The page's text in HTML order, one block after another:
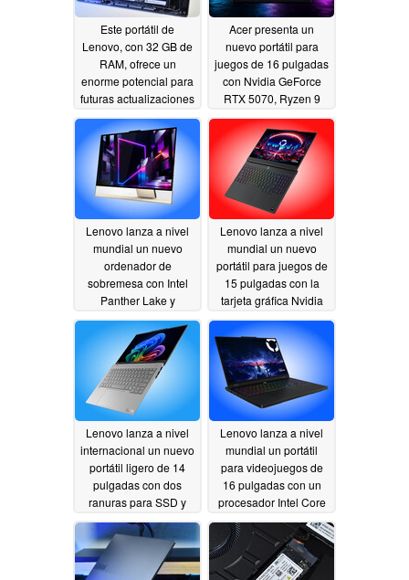
Este portátil de
Lenovo, con 32 GB de
RAM, ofrece un
enorme potencial para
futuras actualizaciones
07/10/2026
Acer presenta un
nuevo portátil para
juegos de 16 pulgadas
con Nvidia GeForce
RTX 5070, Ryzen 9
270 y pantalla de 180
Hz07/09/2026
Lenovo lanza a nivel
mundial un nuevo
ordenador de
sobremesa con Intel
Panther Lake y
pantalla OLED de
1.000 nits07/09/2026
Lenovo lanza a nivel
mundial un nuevo
portátil para juegos de
15 pulgadas con la
tarjeta gráfica Nvidia
GeForce RTX 5070 de
12 GB y una pantalla
OLED de 165 Hz
07/09/2026
Lenovo lanza a nivel
internacional un nuevo
portátil ligero de 14
pulgadas con dos
ranuras para SSD y
pantalla OLED de 120
Hz07/09/2026
Lenovo lanza a nivel
mundial un portátil
para videojuegos de
16 pulgadas con un
procesador Intel Core
Ultra 9 290HX Plus y
una tarjeta gráfica
Nvidia GeForce RTX
5070 de 12 GB